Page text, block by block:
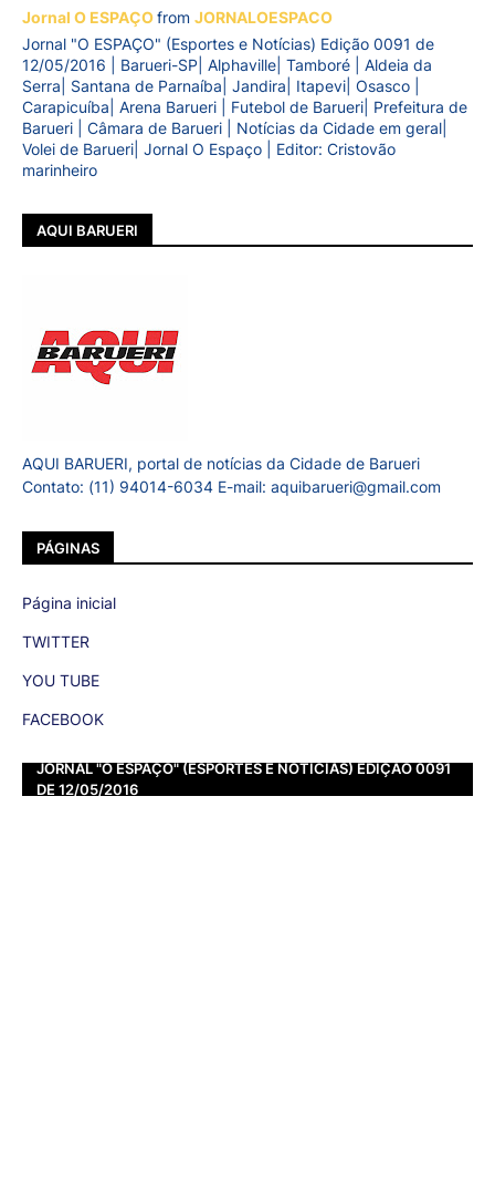
Jornal O ESPAÇOfrom JORNALOESPACO
Jornal "O ESPAÇO" (Esportes e Notícias) Edição 0091 de
12/05/2016 | Barueri-SP| Alphaville| Tamboré | Aldeia da
Serra| Santana de Parnaíba| Jandira| Itapevi| Osasco |
Carapicuíba| Arena Barueri | Futebol de Barueri| Prefeitura de
Barueri | Câmara de Barueri | Notícias da Cidade em geral|
Volei de Barueri| Jornal O Espaço | Editor: Cristovão
marinheiro
AQUI BARUERI
AQUI BARUERI, portal de notícias da Cidade de Barueri
Contato: (11) 94014-6034 E-mail: aquibarueri@gmail.com
PÁGINAS
Página inicial
TWITTER
YOU TUBE
FACEBOOK
JORNAL "O ESPAÇO" (ESPORTES E NOTÍCIAS) EDIÇÃO 0091
DE 12/05/2016